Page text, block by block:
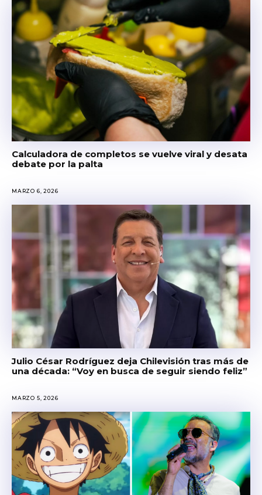
Calculadora de completos se vuelve viral y desata
debate por la palta
MARZO 6, 2026
Julio César Rodríguez deja Chilevisión tras más de
una década: “Voy en busca de seguir siendo feliz”
MARZO 5, 2026